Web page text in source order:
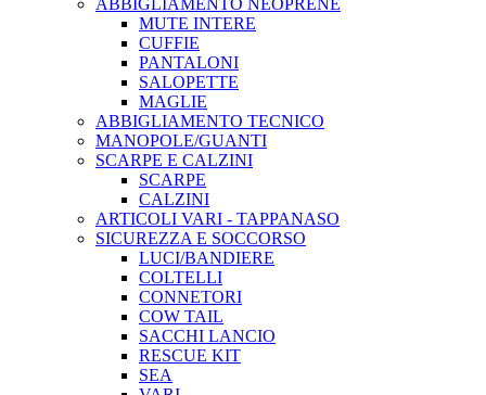
ABBIGLIAMENTO NEOPRENE
MUTE INTERE
CUFFIE
PANTALONI
SALOPETTE
MAGLIE
ABBIGLIAMENTO TECNICO
MANOPOLE/GUANTI
SCARPE E CALZINI
SCARPE
CALZINI
ARTICOLI VARI - TAPPANASO
SICUREZZA E SOCCORSO
LUCI/BANDIERE
COLTELLI
CONNETORI
COW TAIL
SACCHI LANCIO
RESCUE KIT
SEA